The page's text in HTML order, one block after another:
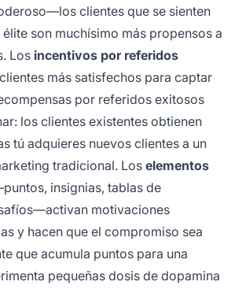
clientes que se sienten
son muchísimo más propensos a
Los incentivos por referidos
más satisfechos para captar
por referidos exitosos
los clientes existentes obtienen
tú adquieres nuevos clientes a un
tradicional. Los elementos
insignias, tablas de
motivaciones
y hacen que el compromiso sea
que acumula puntos para una
pequeñas dosis de dopamina